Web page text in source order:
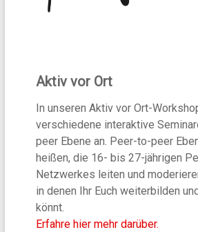
Aktiv vor Ort
In unseren Aktiv vor Ort-
verschiedene interaktive
peer Ebene an. Peer-to-peer
heißen, die 16- bis 27-jährigen
Netzwerkes leiten und
in denen Ihr Euch weiterbilden
könnt.
Erfahre hier mehr darüber.